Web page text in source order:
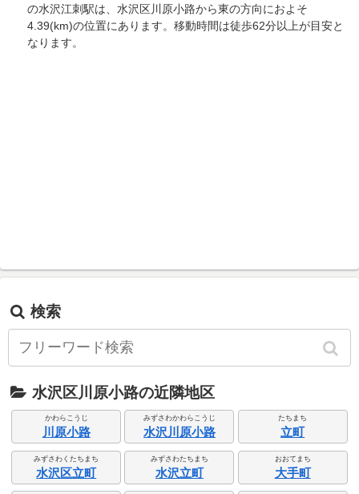
の水沢江刺駅は、水沢区川原小路から東の方向におよそ
4.39(km)の位置にあります。移動時間は徒歩62分以上が目安と
なります。
検索
水沢区川原小路の近隣地区
かわらこうじ
川原小路
みずさわかわらこうじ
水沢川原小路
たちまち
立町
みずさわくたちまち
水沢区立町
みずさわたちまち
水沢立町
おおてまち
大手町